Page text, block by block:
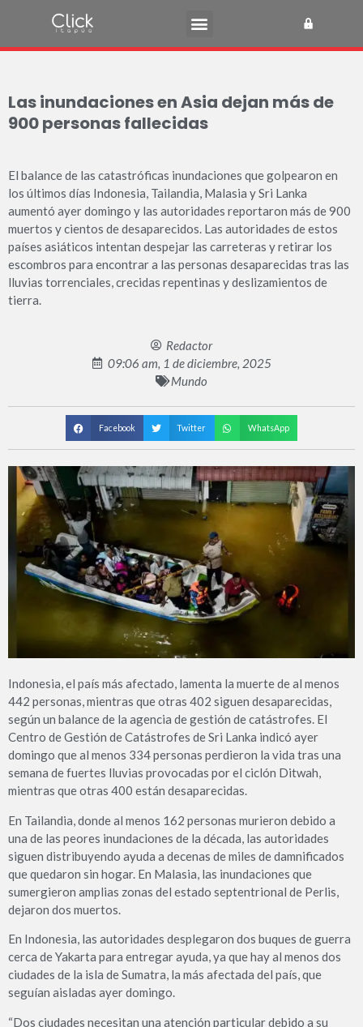
Las inundaciones en Asia dejan más de
900 personas fallecidas
El balance de las catas­tróficas inundaciones que golpearon en
los últimos días Indonesia, Tai­landia, Malasia y Sri Lanka
aumentó ayer domingo y las autoridades reportaron más de 900
muertos y cientos de desaparecidos. Las autorida­des de estos
países asiáticos intentan despejar las carre­teras y retirar los
escombros para encontrar a las personas desaparecidas tras las
lluvias torrenciales, crecidas repenti­nas y deslizamientos de
tierra.
Redactor
09:06 am, 1 de diciembre, 2025
Mundo
Facebook Twitter WhatsApp
Indonesia, el país más afec­tado, lamenta la muerte de al menos
442 personas, mientras que otras 402 siguen desapa­recidas,
según un balance de la agencia de gestión de catás­trofes. El
Centro de Gestión de Catástrofes de Sri Lanka indicó ayer
domingo que al menos 334 personas perdie­ron la vida tras una
semana de fuertes lluvias provocadas por el ciclón Ditwah,
mientras que otras 400 están desaparecidas.
En Tailandia, donde al menos 162 personas murieron debido a
una de las peores inunda­ciones de la década, las auto­ridades
siguen distribuyendo ayuda a decenas de miles de damnificados
que queda­ron sin hogar. En Malasia, las inundaciones que
sumergie­ron amplias zonas del estado septentrional de Perlis,
deja­ron dos muertos.
En Indonesia, las autoridades desplegaron dos buques de guerra
cerca de Yakarta para entregar ayuda, ya que hay al menos dos
ciudades de la isla de Sumatra, la más afectada del país, que
seguían aisladas ayer domingo.
“Dos ciudades necesitan una atención particular debido a su